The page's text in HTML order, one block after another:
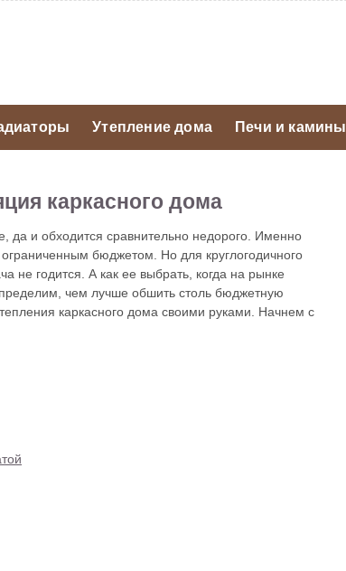
Утепление дома Печи и камины
каркасного дома
да и обходится сравнительно недорого. Именно
бюджетом. Но для круглогодичного
не годится. А как ее выбрать, когда на рынке
чем лучше обшить столь бюджетную
каркасного дома своими руками. Начнем с